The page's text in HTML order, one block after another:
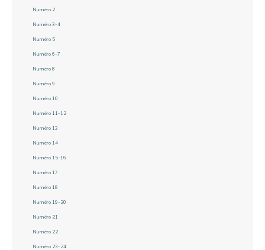
Numéro 2
Numéro 3-4
Numéro 5
Numéro 6-7
Numéro 8
Numéro 9
Numéro 10
Numéro 11-12
Numéro 13
Numéro 14
Numéro 15-16
Numéro 17
Numéro 18
Numéro 19-20
Numéro 21
Numéro 22
Numéro 23-24